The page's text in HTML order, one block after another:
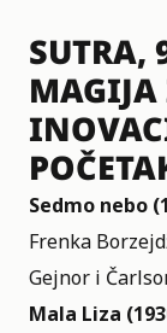
SUTRA,
Sedmo nebo
Frenka
Gejnor i
Mala Liza